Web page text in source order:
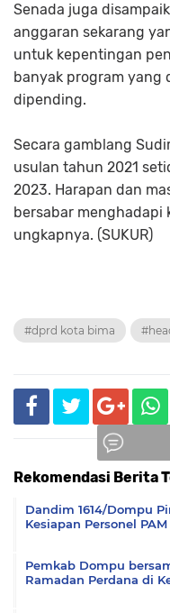
Senada juga
anggaran sekarang
untuk kepentingan
banyak program yang
dipending.
Secara gamblang
usulan tahun 2021
2023. Harapan dan
bersabar menghadapi
ungkapnya. (SUKUR)
#dprd kota bima
Rekomendasi Berita
Dandim 1614/Dompu
Kesiapan Personel
Pemkab Dompu
Ramadan Perdana di